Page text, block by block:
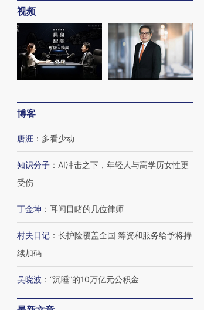
视频
博客
唐涯 ： 多看少动
知识分子 ： AI冲击之下，年轻人与高学历女性更
受伤
丁金坤 ： 耳闻目睹的几位律师
村夫日记 ： 长护险覆盖全国 筹资和服务给予将持
续加码
吴晓波 ： “沉睡”的10万亿元公积金